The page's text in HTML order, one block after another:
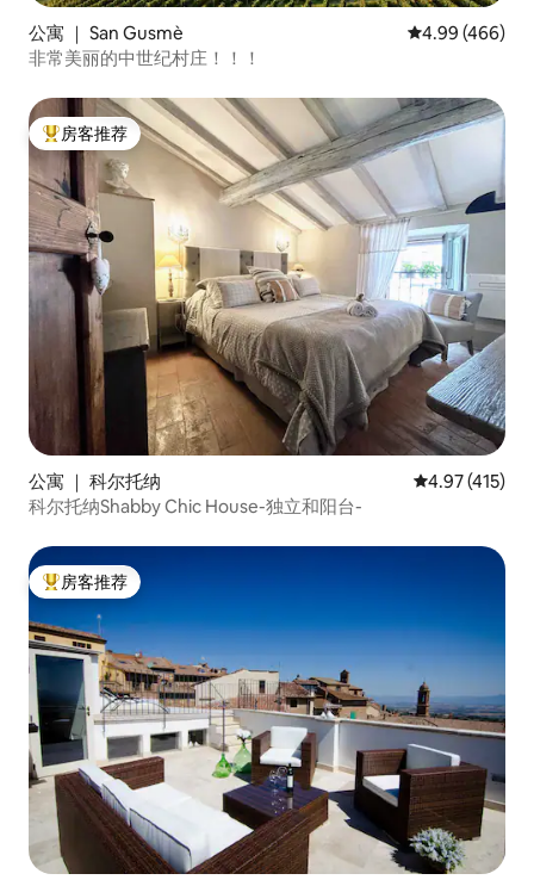
公寓 ｜ San Gusmè 平均评分 4.99
4.99 (466)
非常美丽的中世纪村庄！！！
热门「房客推荐」
房客推荐
公寓 ｜ 科尔托纳 平均评分 4.97
4.97 (415)
科尔托纳Shabby Chic House-独立和阳台-
热门「房客推荐」
房客推荐